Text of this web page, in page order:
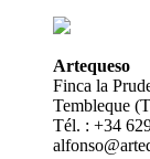
Artequeso
Finca la
Tembleque
Tél. : +34